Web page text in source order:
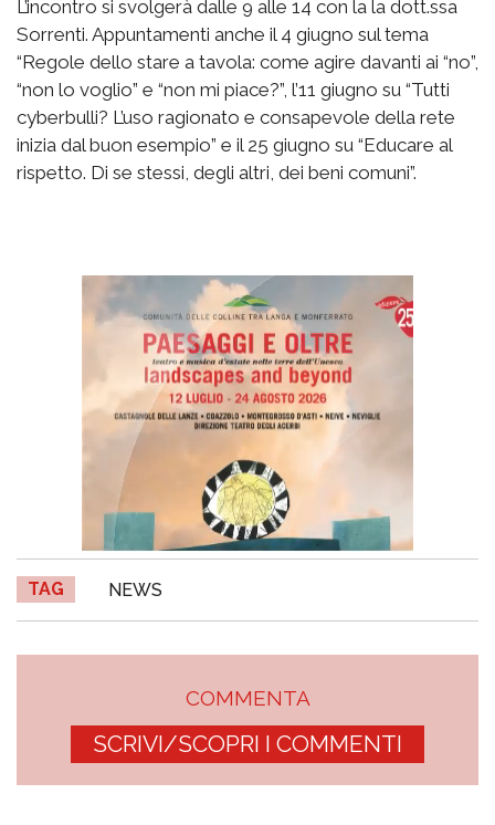
L’incontro si svolgerà dalle 9 alle 14 con la la dott.ssa
Sorrenti. Appuntamenti anche il 4 giugno sul tema
“Regole dello stare a tavola: come agire davanti ai “no”,
“non lo voglio” e “non mi piace?”, l’11 giugno su “Tutti
cyberbulli? L’uso ragionato e consapevole della rete
inizia dal buon esempio” e il 25 giugno su “Educare al
rispetto. Di se stessi, degli altri, dei beni comuni”.
TAG NEWS
COMMENTA
SCRIVI/SCOPRI I COMMENTI